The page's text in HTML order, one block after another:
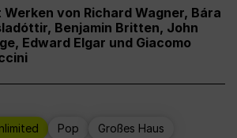
Werken von Richard Wagner, Bára
Benjamin Britten, John
Edward Elgar und Giacomo
Pop Großes Haus